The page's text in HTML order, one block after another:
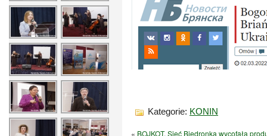
Kategorie: KONIN
« BOJKOT. Sieć Biedronka wycofała